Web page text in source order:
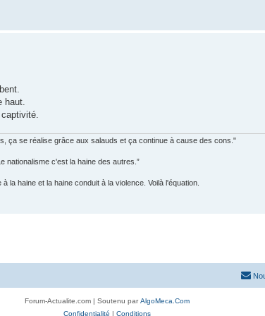
haut.
ça se réalise grâce aux salauds et ça continue à cause des cons."
nationalisme c'est la haine des autres.”
la haine et la haine conduit à la violence. Voilà l'équation.
Forum-Actualite.com | Soutenu parAlgoMeca.Com
Confidentialité | Conditions